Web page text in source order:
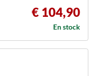
€ 104,90
En stock